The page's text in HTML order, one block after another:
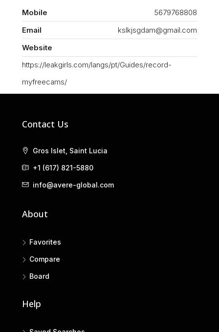
Mobile
5679768808
Email
kslkjsgdam@gmail.com
Website
https://leakgirls.com/langs/pt/Guides/record-
myfreecams/
Contact Us
Gros Islet, Saint Lucia
+1 (617) 821-5880
info@avere-global.com
About
Favorites
Compare
Board
Help